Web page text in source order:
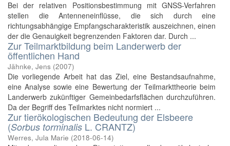
Bei der relativen Positionsbestimmung mit GNSS-Verfahren
stellen die Antenneneinflüsse, die sich durch eine
richtungsabhängige Empfangscharakteristik auszeichnen, einen
der die Genauigkeit begrenzenden Faktoren dar. Durch ...
Zur Teilmarktbildung beim Landerwerb der
öffentlichen Hand
Jähnke, Jens (2007)
Die vorliegende Arbeit hat das Ziel, eine Bestandsaufnahme,
eine Analyse sowie eine Bewertung der Teilmarkttheorie beim
Landerwerb zukünftiger Gemeinbedarfsflächen durchzuführen.
Da der Begriff des Teilmarktes nicht normiert ...
Zur tierökologischen Bedeutung der Elsbeere
(Sorbus torminalis L. CRANTZ)
Werres, Jula Marie (2018-06-14)